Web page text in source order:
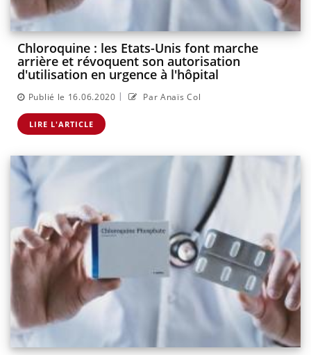
Chloroquine : les Etats-Unis font marche
arrière et révoquent son autorisation
d'utilisation en urgence à l'hôpital
Publié le 16.06.2020 | Par Anaïs Col
LIRE L'ARTICLE